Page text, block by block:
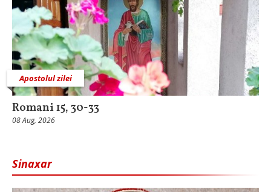
Apostolul zilei
Romani 15, 30-33
08 Aug, 2026
Sinaxar